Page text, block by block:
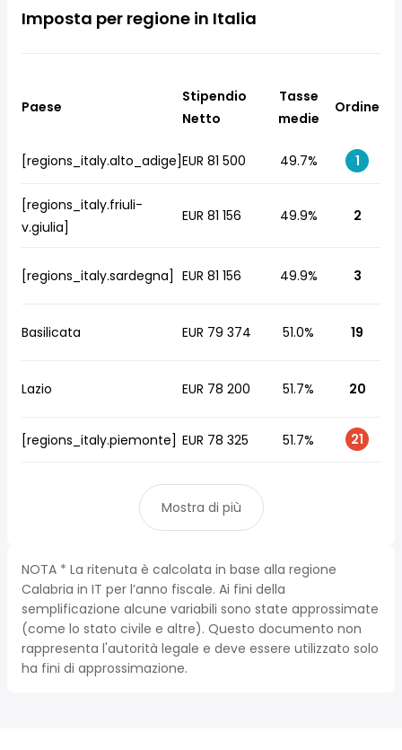
Imposta per regione in Italia
Paese
Stipendio
Netto
Tasse
medie
Ordine
[regions_italy.alto_adige]EUR 81 500 49.7% 1
[regions_italy.friuli-
v.giulia]
EUR 81 156 49.9% 2
[regions_italy.sardegna] EUR 81 156 49.9% 3
Basilicata EUR 79 374 51.0% 19
Lazio EUR 78 200 51.7% 20
[regions_italy.piemonte] EUR 78 325 51.7% 21
Mostra di più
NOTA * La ritenuta è calcolata in base alla regione
Calabria in IT per l’anno fiscale. Ai fini della
semplificazione alcune variabili sono state approssimate
(come lo stato civile e altre). Questo documento non
rappresenta l'autorità legale e deve essere utilizzato solo
ha fini di approssimazione.